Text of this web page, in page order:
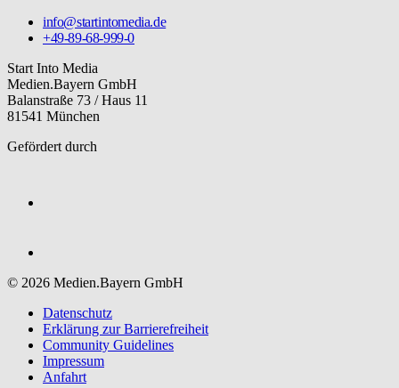
info@startintomedia.de
+49-89-68-999-0
Start Into Media
Medien.Bayern GmbH
Balanstraße 73 / Haus 11
81541 München
Gefördert durch
© 2026 Medien.Bayern GmbH
Datenschutz
Erklärung zur Barriere­freiheit
Community Guidelines
Impressum
Anfahrt